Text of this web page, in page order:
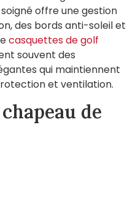
offre une gestion
des bords anti-soleil et
casquettes de golf
souvent des
qui maintiennent
et ventilation.
de